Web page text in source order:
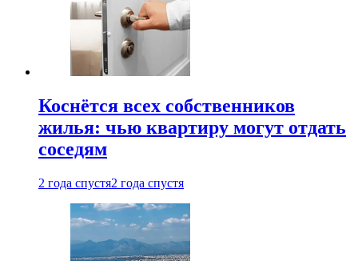
Коснётся всех собственников
жилья: чью квартиру могут отдать
соседям
2 года спустя2 года спустя